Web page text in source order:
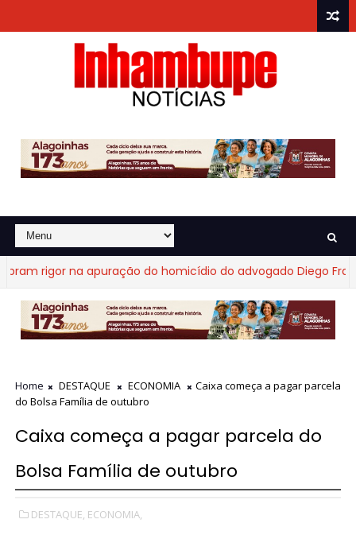
rigor na apuração do homicídio do advogado Diego Fraga de
Home DESTAQUE ECONOMIA
Caixa começa a pagar parcela
do Bolsa Família de outubro
Caixa começa a pagar parcela do
Bolsa Família de outubro
DESTAQUE, ECONOMIA,